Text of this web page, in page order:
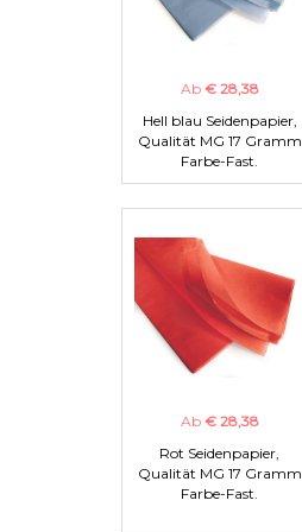
Ab € 28,38
Hell blau Seidenpapier,
Qualität MG 17 Gramm
Farbe-Fast.
Ab € 28,38
Rot Seidenpapier,
Qualität MG 17 Gramm
Farbe-Fast.